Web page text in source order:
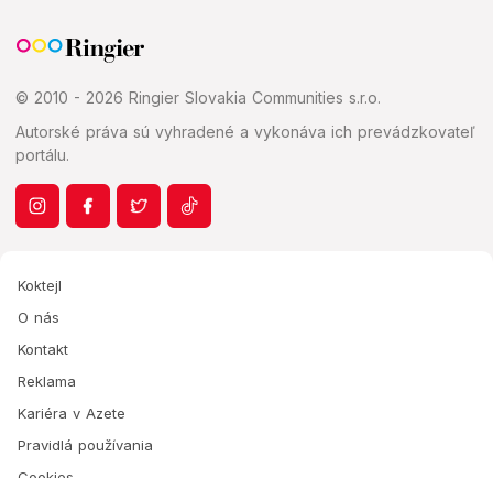
© 2010 - 2026 Ringier Slovakia Communities s.r.o.
Autorské práva sú vyhradené a vykonáva ich prevádzkovateľ
portálu.
Koktejl
O nás
Kontakt
Reklama
Kariéra v Azete
Pravidlá používania